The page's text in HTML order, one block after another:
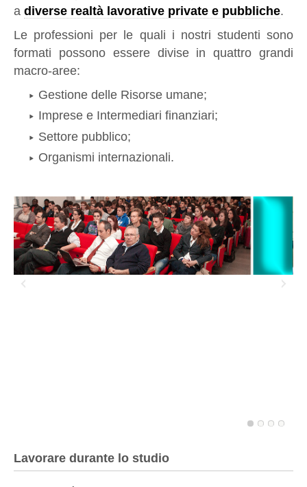
adiverse realtà lavorative private e pubbliche.
Le professioni per le quali i nostri studenti sono
formati possono essere divise in quattro grandi
macro-aree:
Gestione delle Risorse umane;
Imprese e Intermediari finanziari;
Settore pubblico;
Organismi internazionali.
Lavoro
Previous
Next
Lavorare durante lo studio